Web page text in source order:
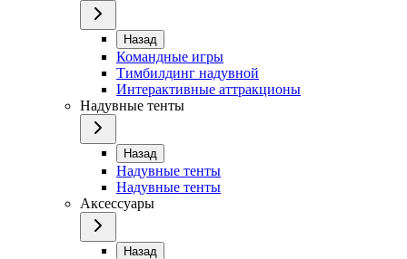
Назад
Командные игры
Тимбилдинг надувной
Интерактивные аттракционы
Надувные тенты
Назад
Надувные тенты
Надувные тенты
Аксессуары
Назад